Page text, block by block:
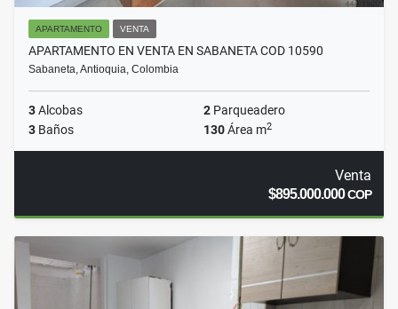
APARTAMENTO VENTA
APARTAMENTO EN VENTA EN SABANETA COD 10590
Sabaneta, Antioquia, Colombia
3Alcobas 2 Parqueadero
3 Baños 130Área m2
Venta
$895.000.000COP